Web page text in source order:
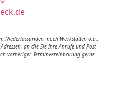
Niederlassungen, noch Werkstätten o.ä.,
an die Sie Ihre Anrufe und Post
vorheriger Terminvereinbarung gerne